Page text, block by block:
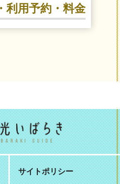
利用予約・料金
サイトポリシー